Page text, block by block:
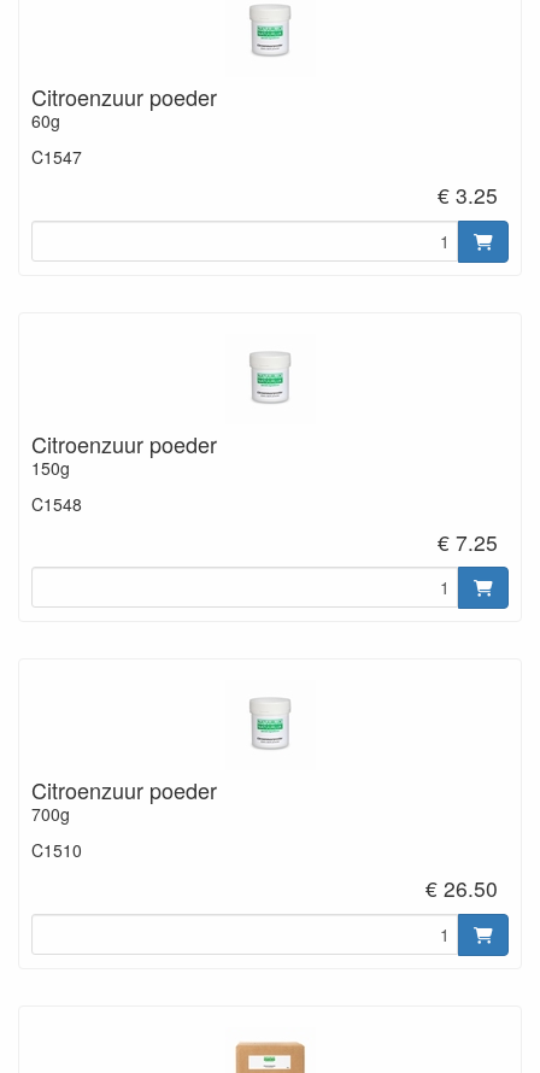
Citroenzuur poeder
60g
C1547
€ 3.25
Citroenzuur poeder
150g
C1548
€ 7.25
Citroenzuur poeder
700g
C1510
€ 26.50